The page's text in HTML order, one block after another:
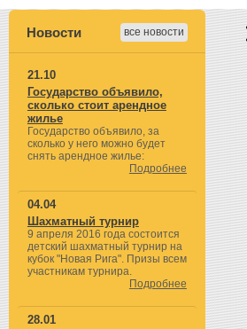
Новости все новости
21.10
Государство объявило,
сколько стоит арендное
жилье
Государство объявило, за
сколько у него можно будет
снять арендное жилье:
Подробнее
04.04
Шахматный турнир
9 апреля 2016 года состоится
детский шахматный турнир на
кубок "Новая Рига". Призы всем
участникам турнира.
Подробнее
28.01